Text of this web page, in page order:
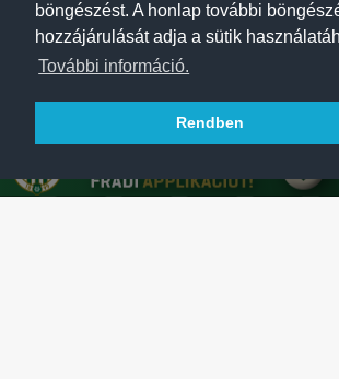
böngészést. A honlap további
hozzájárulását adja a sütik
További információ.
Rendben
A FERENCVÁROSI TORNA CLUB